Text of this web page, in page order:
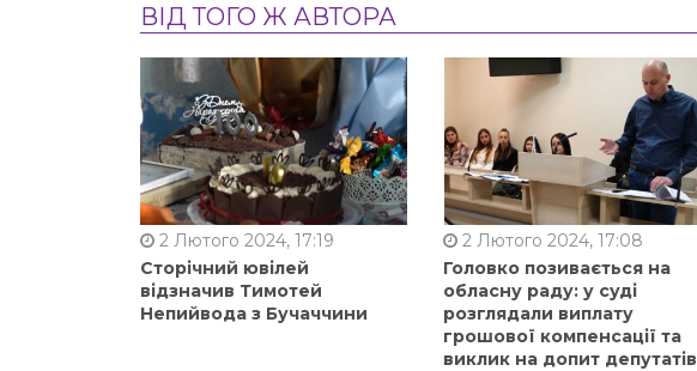
ВІД ТОГО Ж АВТОРА
2 Лютого 2024, 17:19
Сторічний ювілей
відзначив Тимотей
Непийвода з Бучаччини
2 Лютого 2024, 17:08
Головко позивається на
обласну раду: у суді
розглядали виплату
грошової компенсації та
виклик на допит депутатів